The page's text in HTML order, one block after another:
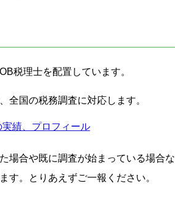
税理士を配置しています。
全国の税務調査に対応します。
績、プロフィール
場合や既に調査が始まっている場合な
す。とりあえずご一報ください。